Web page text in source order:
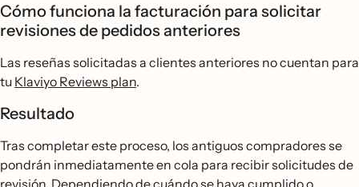
Cómo funciona la facturación para solicitar
revisiones de pedidos anteriores
Las reseñas solicitadas a clientes anteriores no cuentan para
tu Klaviyo Reviews plan.
Resultado
Tras completar este proceso, los antiguos compradores se
pondrán inmediatamente en cola para recibir solicitudes de
revisión. Dependiendo de cuándo se haya cumplido o